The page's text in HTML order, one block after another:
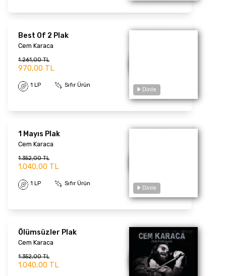
Dinle
Best Of 2 Plak
Cem Karaca
1.261,00 TL
970,00 TL
1 LP Sıfır Ürün
1 Mayıs Plak
Cem Karaca
1.352,00 TL
1.040,00 TL
1 LP Sıfır Ürün
Ölümsüzler Plak
Cem Karaca
1.352,00 TL
1.040,00 TL